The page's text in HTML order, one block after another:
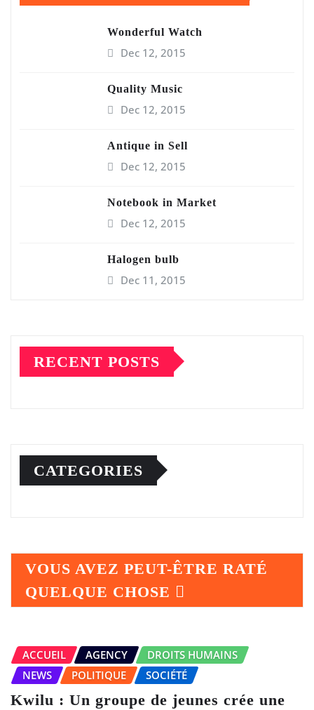
Wonderful Watch
Dec 12, 2015
Quality Music
Dec 12, 2015
Antique in Sell
Dec 12, 2015
Notebook in Market
Dec 12, 2015
Halogen bulb
Dec 11, 2015
RECENT POSTS
CATEGORIES
VOUS AVEZ PEUT-ÊTRE RATÉ
QUELQUE CHOSE
ACCUEIL AGENCY
DROITS HUMAINS
NEWS
POLITIQUE SOCIÉTÉ
Kwilu : Un groupe de jeunes crée une